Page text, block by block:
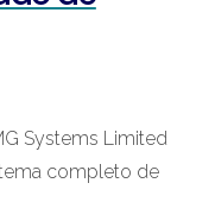
Systems Limited
completo de